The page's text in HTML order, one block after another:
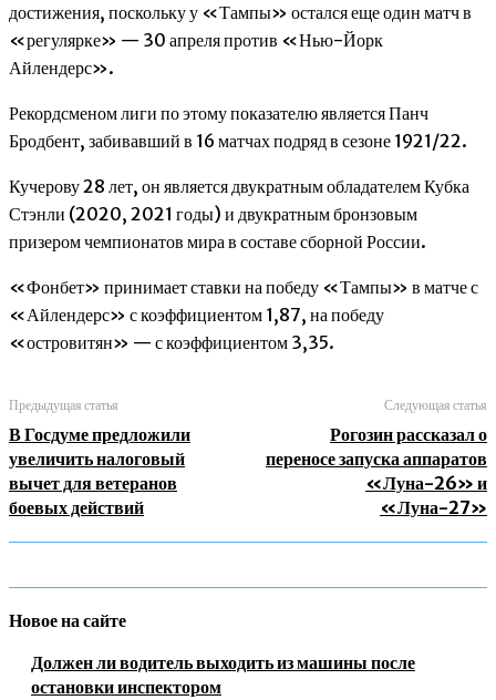
достижения, поскольку у «Тампы» остался еще один матч в
«регулярке» — 30 апреля против «Нью-Йорк
Айлендерс».
Рекордсменом лиги по этому показателю является Панч
Бродбент, забивавший в 16 матчах подряд в сезоне 1921/22.
Кучерову 28 лет, он является двукратным обладателем Кубка
Стэнли (2020, 2021 годы) и двукратным бронзовым
призером чемпионатов мира в составе сборной России.
«Фонбет» принимает ставки на победу «Тампы» в матче с
«Айлендерс» с коэффициентом 1,87, на победу
«островитян» — с коэффициентом 3,35.
Предыдущая статья
В Госдуме предложили
увеличить налоговый
вычет для ветеранов
боевых действий
Следующая статья
Рогозин рассказал о
переносе запуска аппаратов
«Луна-26» и
«Луна-27»
Новое на сайте
Должен ли водитель выходить из машины после
остановки инспектором